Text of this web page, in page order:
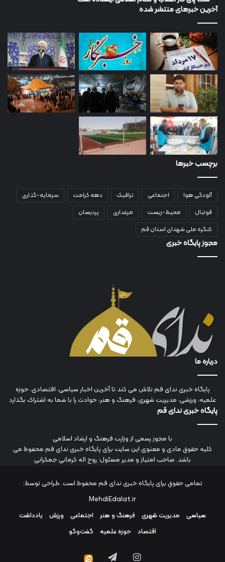
آخرین خبرهای منتشر شده
برچسب خبرها
آلودگی هوا اجتماعی ترافیک دهه کرامت
سرمایه-گذاری
فوتبال
محیط-زیست مرغداری
پردیسان
کنگره ملی شهدای استان قم
مجوز پایگاه خبری
درباره ما
پایگاه خبری ندای قم تلاش می کند تا آخرین اخبار سیاسی، اقتصادی، حوزه
علمیه، ورزشی، مدیریت شهری، فرهنگ و هنر، حوادث را با شما به اشتراک بگذارد
پایگاه خبری ندای قم
با مجوز رسمی از وزارت فرهنگ و ارشاد اسلامی
کلیه حقوق مادی و معنوی این سایت برای پایگاه خبری ندای قم محفوظ می
باشد. صاحب امتیاز و مدیر مسئول: روح اله کرمانی جمکرانی
تمامی حقوق برای پایگاه خبری ندای قم محفوظ است. طراحی توسط:
MehdiEdalat.ir
سیاسی
مدیریت شهری فرهنگ و هنر اجتماعی ورزش
یادداشت
اقتصاد
حوزه علمیه گفت‌وگو
اینستاگرامتلگرام